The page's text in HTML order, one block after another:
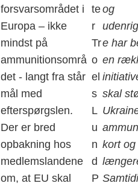
forsvarsområdet i
Europa – ikke
mindst på
ammunitionsområ
det - langt fra står
mål med
efterspørgslen.
Der er bred
opbakning hos
medlemslandene
om, at EU skal
te
r
Tr
o
el
s
L
u
n
d
P
og
e har
en
skal
kort og